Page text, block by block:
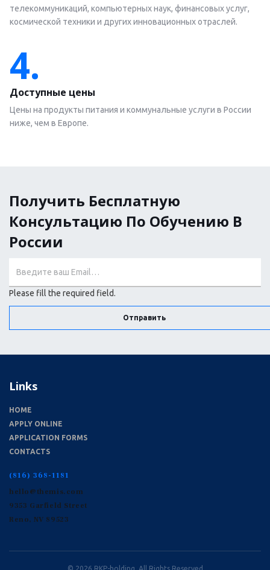
телекоммуникаций, компьютерных наук, финансовых услуг,
космической техники и других инновационных отраслей.
4.
Доступные цены
Цены на продукты питания и коммунальные услуги в России
ниже, чем в Европе.
Получить Бесплатную
Консультацию По Обучению В
России
Please fill the required field.
Отправить
Links
HOME
APPLY ONLINE
APPLICATION FORMS
CONTACTS
(816) 368-1181
hello@themis.com
9353 Garfield Street
Reno, NV 89523